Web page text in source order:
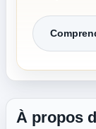
À propos